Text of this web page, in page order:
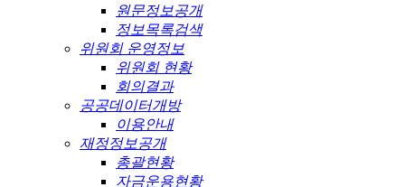
원문정보공개
정보목록검색
위원회 운영정보
위원회 현황
회의결과
공공데이터개방
이용안내
재정정보공개
총괄현황
자금운용현황